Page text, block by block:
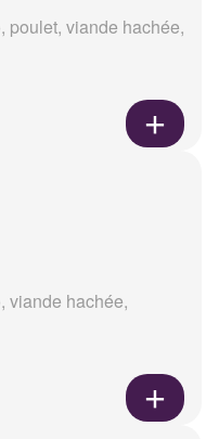
poulet, viande hachée,
viande hachée,